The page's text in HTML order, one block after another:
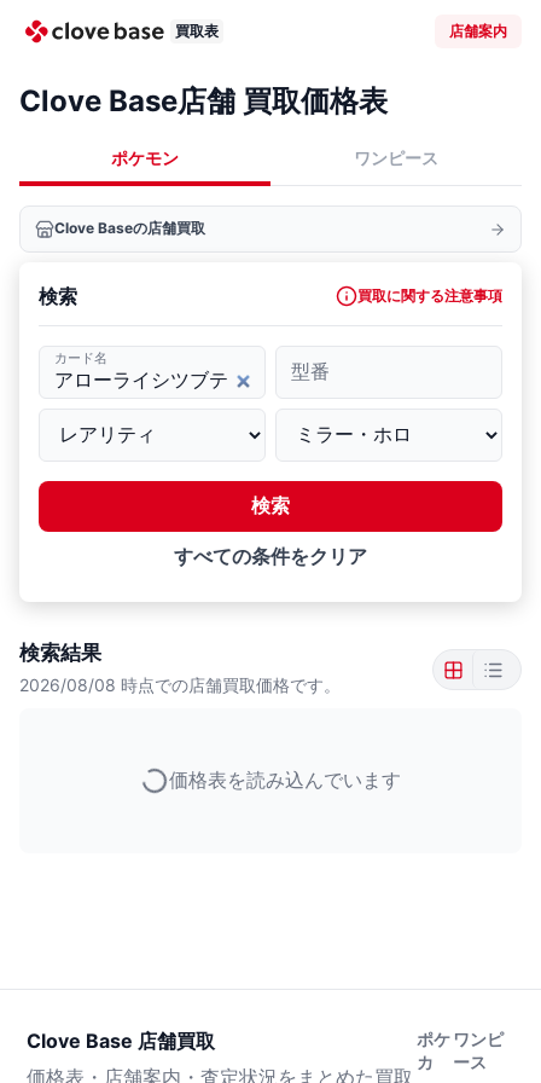
買取表 店舗案内
Clove Base店舗 買取価格表
ポケモン ワンピース
Clove Baseの店舗買取
検索 買取に関する注意事項
カード名
型番
検索
すべての条件をクリア
検索結果
2026/08/08 時点での店舗買取価格です。
価格表を読み込んでいます
Clove Base 店舗買取
価格表・店舗案内・査定状況をまとめた買取
ポケ
カ
ワンピ
ース